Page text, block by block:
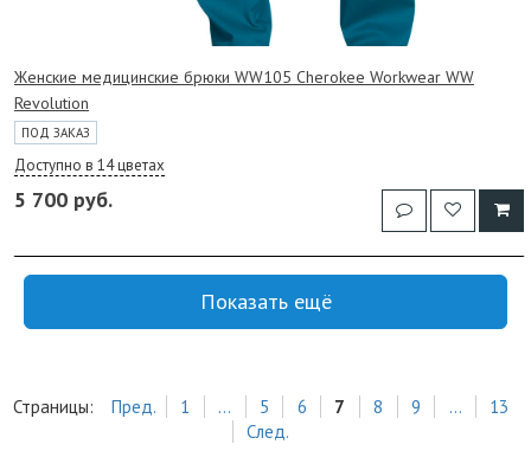
Женские медицинские брюки WW105 Cherokee Workwear WW
Revolution
ПОД ЗАКАЗ
Доступно в 14 цветах
5 700 руб.
Показать ещё
Страницы: Пред. 1 ... 5 6 7 8 9 ...
13
След.